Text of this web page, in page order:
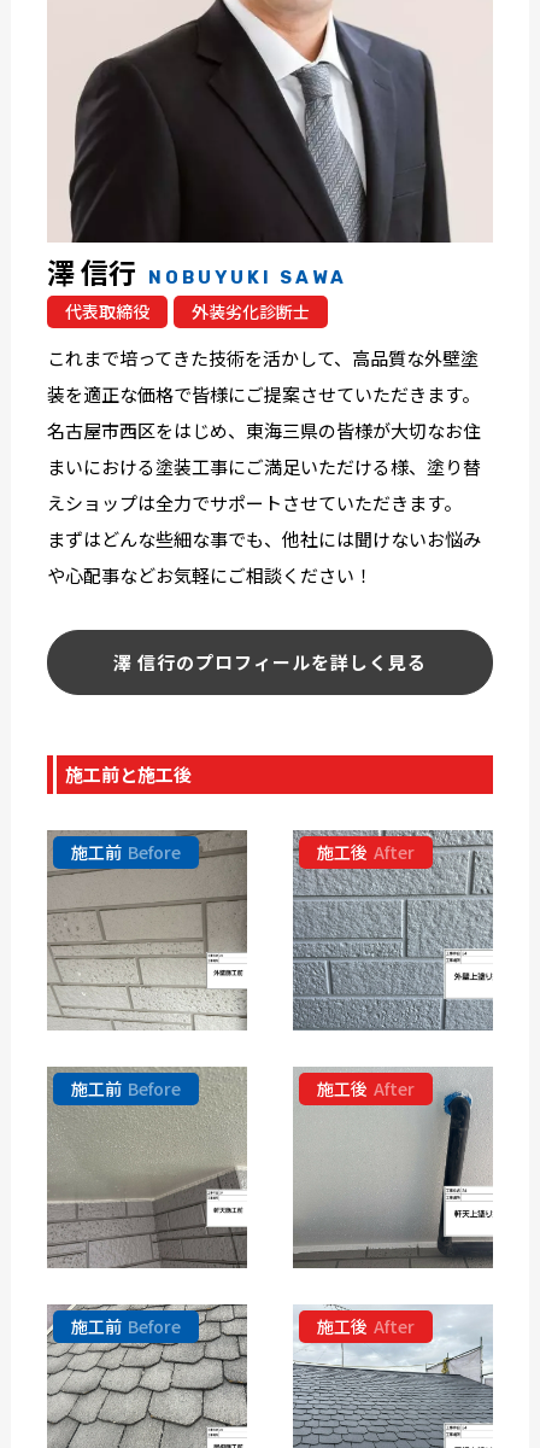
澤 信行 NOBUYUKI SAWA
代表取締役 外装劣化診断士
これまで培ってきた技術を活かして、高品質な外壁塗
装を適正な価格で皆様にご提案させていただきます。
名古屋市西区をはじめ、東海三県の皆様が大切なお住
まいにおける塗装工事にご満足いただける様、塗り替
えショップは全力でサポートさせていただきます。
まずはどんな些細な事でも、他社には聞けないお悩み
や心配事などお気軽にご相談ください！
澤 信行のプロフィールを詳しく見る
施工前と施工後
施工前 Before 施工後 After
施工前 Before 施工後 After
施工前 Before 施工後 After